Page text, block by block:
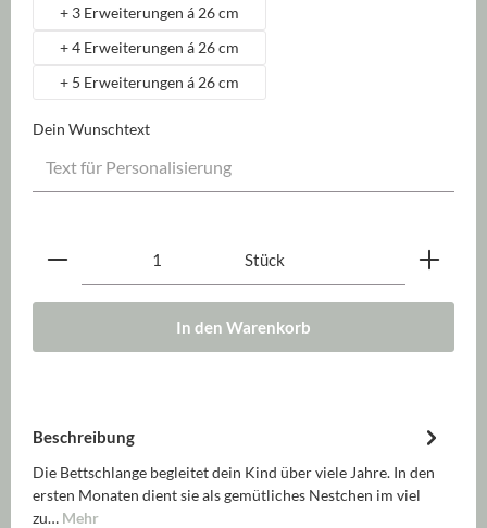
+ 3 Erweiterungen á 26 cm
+ 4 Erweiterungen á 26 cm
+ 5 Erweiterungen á 26 cm
Dein Wunschtext
Produkt Anzahl: Gib den gewünschten Wert ein
Stück
In den Warenkorb
Beschreibung
Die Bettschlange begleitet dein Kind über viele Jahre. In den
ersten Monaten dient sie als gemütliches Nestchen im viel
zu… Mehr